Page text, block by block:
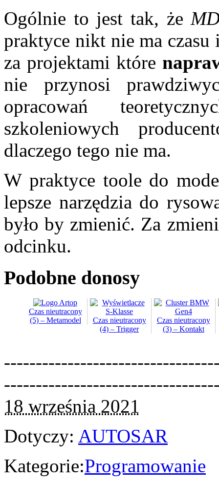
Ogólnie to jest tak, że
praktyce nikt nie ma
za projektami które
nie przynosi
opracowań
szkoleniowych
dlaczego tego nie ma.
W praktyce toole do
lepsze narzędzia do
było by zmienić. Za
odcinku.
Podobne donosy
Czas nieutracony
(5) – Metamodel
Czas nieutracony
(4) – Trigger
Czas nieutracony
(3) – Kontakt
18 września 2021
Dotyczy: AUTOSAR
Kategorie:Programowanie